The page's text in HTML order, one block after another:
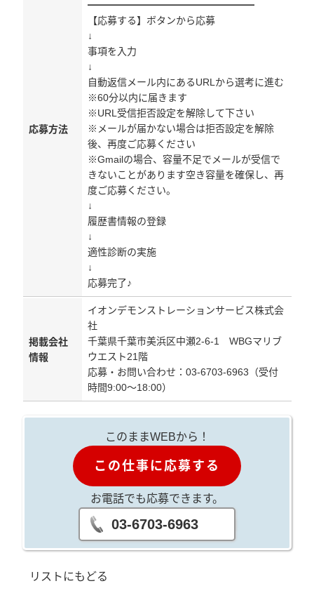
応募方法
━━━━━━━━━━━━━━━━━
【応募する】ボタンから応募
↓
事項を入力
↓
自動返信メール内にあるURLから選考に進む
※60分以内に届きます
※URL受信拒否設定を解除して下さい
※メールが届かない場合は拒否設定を解除
後、再度ご応募ください
※Gmailの場合、容量不足でメールが受信で
きないことがあります空き容量を確保し、再
度ご応募ください。
↓
履歴書情報の登録
↓
適性診断の実施
↓
応募完了♪
掲載会社
情報
イオンデモンストレーションサービス株式会
社
千葉県千葉市美浜区中瀬2-6-1 WBGマリブ
ウエスト21階
応募・お問い合わせ：03-6703-6963（受付
時間9:00～18:00）
このままWEBから！
この仕事に応募する
お電話でも応募できます。
03-6703-6963
リストにもどる